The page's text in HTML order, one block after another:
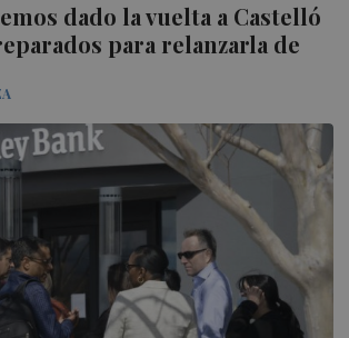
dado la vuelta a Castelló
para relanzarla de